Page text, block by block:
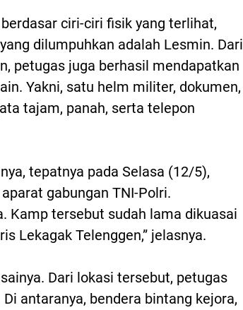
ciri-ciri fisik yang terlihat,
dilumpuhkan adalah Lesmin. Dari
petugas juga berhasil mendapatkan
Yakni, satu helm militer, dokumen,
tajam, panah, serta telepon
tepatnya pada Selasa (12/5),
gabungan TNI-Polri.
Kamp tersebut sudah lama dikuasai
Lekagak Telenggen,” jelasnya.
Dari lokasi tersebut, petugas
antaranya, bendera bintang kejora,